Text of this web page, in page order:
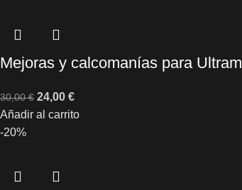
Mejoras y calcomanías para
30,00€ 24,00 €
Añadir al carrito
-20%